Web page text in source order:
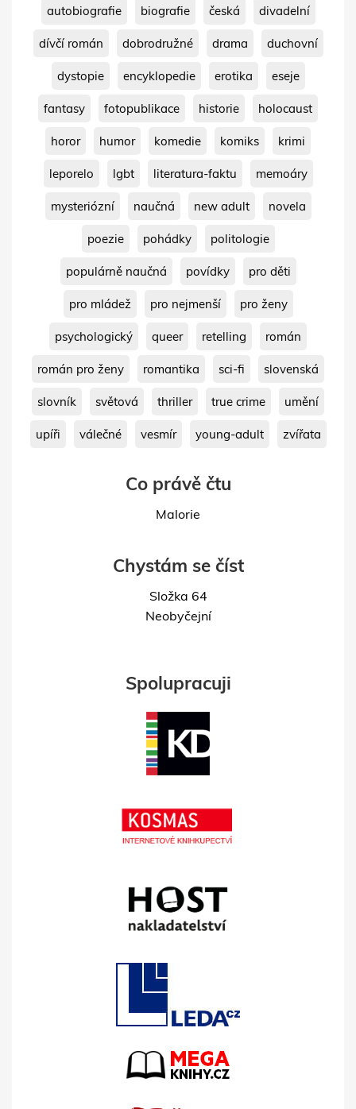
autobiografie biografie česká divadelní
dívčí román dobrodružné drama duchovní
dystopie encyklopedie erotika eseje
fantasy fotopublikace historie holocaust
horor humor komedie komiks krimi
leporelo lgbt literatura-faktu memoáry
mysteriózní naučná new adult novela
poezie pohádky politologie
populárně naučná povídky pro děti
pro mládež pro nejmenší pro ženy
psychologický queer retelling román
román pro ženy romantika sci-fi slovenská
slovník světová thriller true crime umění
upíři válečné vesmír young-adult zvířata
Co právě čtu
Malorie
Chystám se číst
Složka 64
Neobyčejní
Spolupracuji